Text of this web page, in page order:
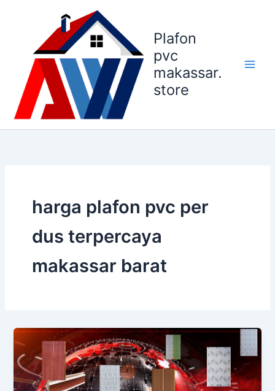
Plafon
pvc
makassar.
store
harga plafon pvc per
dus terpercaya
makassar barat